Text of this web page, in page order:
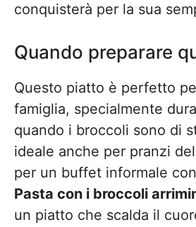
conquisterà per la sua
Quando preparare
Questo piatto è perfetto
famiglia, specialmente
quando i broccoli sono di
ideale anche per pranzi
per un buffet informale
Pasta con i broccoli
un piatto che scalda il